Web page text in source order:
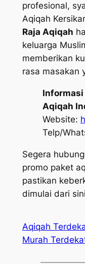
profesional,
Aqiqah
Raja Aqiqah
keluarga
memberikan
rasa masakan
Informasi
Aqiqah
Website:
Telp/
Segera
promo paket
pastikan
dimulai dari
Aqiqah
Murah